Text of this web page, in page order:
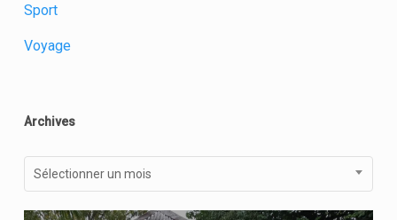
Sport
Voyage
Archives
Archives
Sélectionner un mois